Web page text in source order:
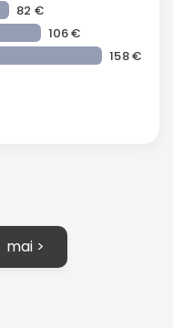
82 €
106 €
158 €
mai >